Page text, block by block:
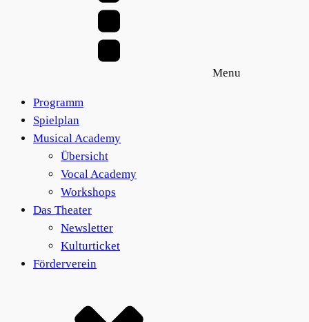
Menu
Programm
Spielplan
Musical Academy
Übersicht
Vocal Academy
Workshops
Das Theater
Newsletter
Kulturticket
Förderverein